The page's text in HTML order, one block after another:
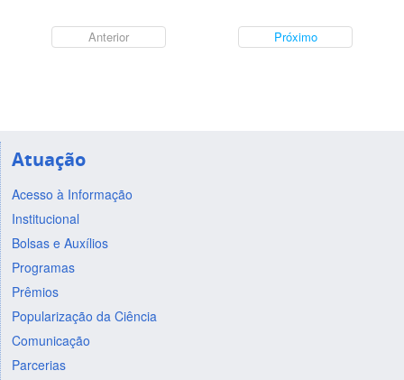
Anterior Próximo
Atuação
Acesso à Informação
Institucional
Bolsas e Auxílios
Programas
Prêmios
Popularização da Ciência
Comunicação
Parcerias